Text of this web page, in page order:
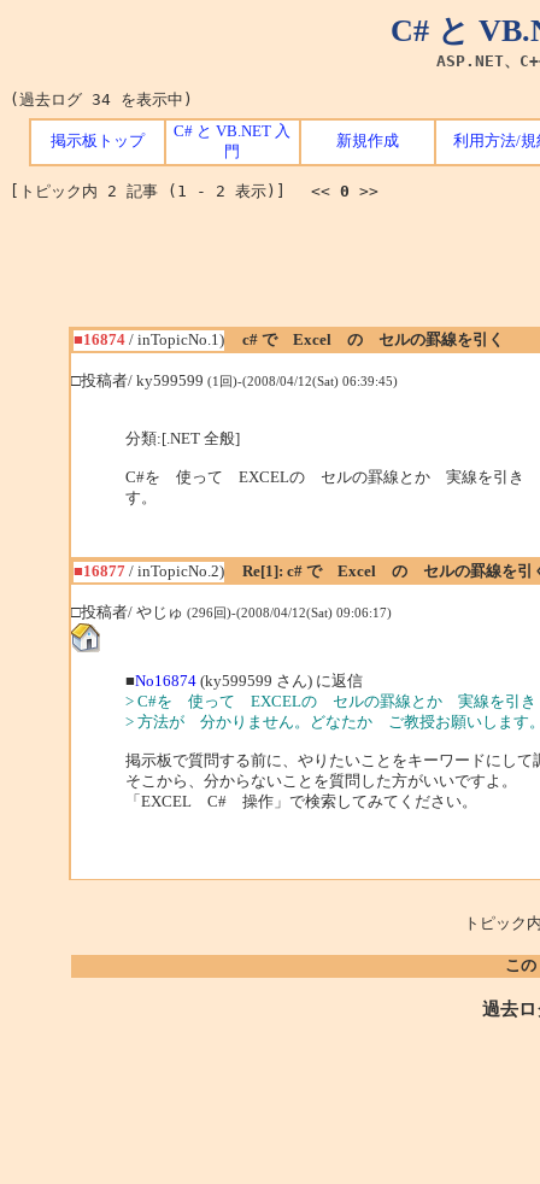
C# と
ASP.NET、
(過去ログ 34 を表示中)
掲示板トップ
C# と VB.NET 入
門
新規作成 利用方法/規
[トピック内 2 記事 (1 - 2 表示)] << 0 >>
■16874/ inTopicNo.1) c# で Excel の セルの罫線を引く
□投稿者/ ky599599 (1回)-(2008/04/12(Sat) 06:39:45)
分類:[.NET 全般]
C#を 使って EXCELの セルの罫線とか 実線を引き
す。
■16877/ inTopicNo.2) Re[1]: c# で Excel の セルの罫線を引
□投稿者/ やじゅ (296回)-(2008/04/12(Sat) 09:06:17)
■No16874(ky599599 さん) に返信
> C#を 使って EXCELの セルの罫線とか 実線を引
> 方法が 分かりません。どなたか ご教授お願いします
掲示板で質問する前に、やりたいことをキーワードにして
そこから、分からないことを質問した方がいいですよ。
「EXCEL C# 操作」で検索してみてください。
トピッ
こ
過去